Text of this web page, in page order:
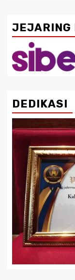
JEJARING
DEDIKASI